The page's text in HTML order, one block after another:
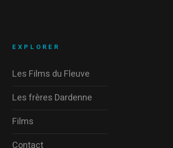
EXPLORER
Les Films du Fleuve
Les frères Dardenne
Films
Contact